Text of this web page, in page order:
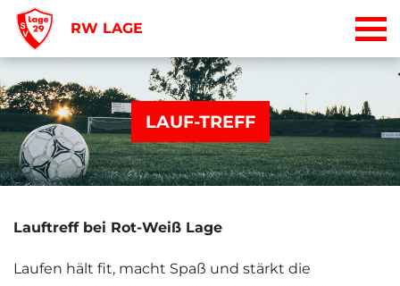
RW LAGE
LAUF-TREFF
Lauftreff bei Rot-Weiß Lage
Laufen hält fit, macht Spaß und stärkt die